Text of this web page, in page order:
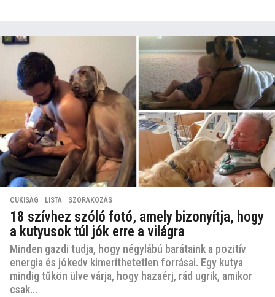
CUKISÁG ,LISTA ,SZÓRAKOZÁS
18 szívhez szóló fotó, amely bizonyítja, hogy
a kutyusok túl jók erre a világra
Minden gazdi tudja, hogy négylábú barátaink a pozitív
energia és jókedv kimeríthetetlen forrásai. Egy kutya
mindig tűkön ülve várja, hogy hazaérj, rád ugrik, amikor
csak...